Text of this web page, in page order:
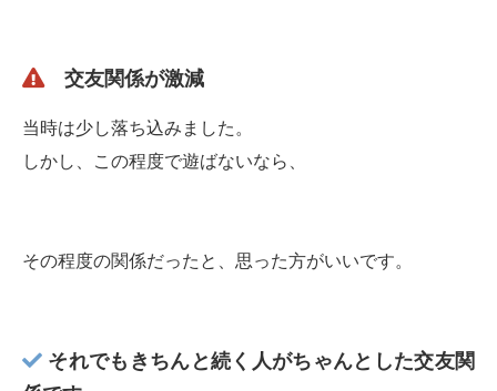
交友関係が激減
当時は少し落ち込みました。
しかし、この程度で遊ばないなら、
その程度の関係だったと、思った方がいいです。
それでもきちんと続く人がちゃんとした交友関